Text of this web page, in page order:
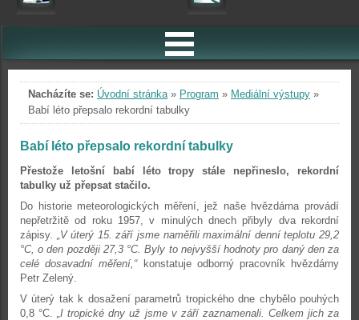
Nacházíte se: Úvodní stránka» Program » Mediální výstupy »
Babí léto přepsalo rekordní tabulky
Babí léto přepsalo rekordní tabulky
Přestože letošní babí léto tropy stále nepřineslo, rekordní
tabulky už přepsat stačilo.
Do historie meteorologických měření, jež naše hvězdárna provádí
nepřetržitě od roku 1957, v minulých dnech přibyly dva rekordní
zápisy. „V úterý 15. září jsme naměřili maximální denní teplotu 29,2
°C, o den později 27,3 °C. Byly to nejvyšší hodnoty pro daný den za
celé dosavadní měření,“konstatuje odborný pracovník hvězdárny
Petr Zelený.
V úterý tak k dosažení parametrů tropického dne chybělo pouhých
0,8 °C. „I tropické dny už jsme v září zaznamenali. Celkem jich za